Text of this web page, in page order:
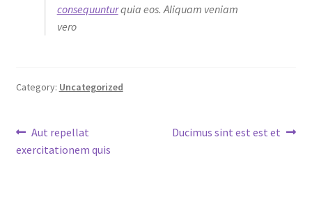
consequunturquia eos. Aliquam veniam
vero
Category: Uncategorized
Post
navigation
Previous
post:
Aut repellat
exercitationem quis
Next
Ducimus sint est est et